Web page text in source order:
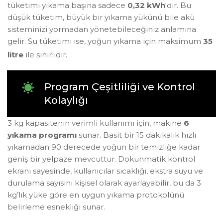
tüketimi yıkama başına sadece 0,32 kWh‘dir. Bu
düşük tüketim, büyük bir yıkama yükünü bile akü
sisteminizi yormadan yönetebileceğiniz anlamına
gelir. Su tüketimi ise, yoğun yıkama için maksimum 35
litre ile sınırlıdır.
Program Çeşitliliği ve Kontrol
Kolaylığı
3 kg kapasitenin verimli kullanımı için, makine 6
yıkama programı sunar. Basit bir 15 dakikalık hızlı
yıkamadan 90 derecede yoğun bir temizliğe kadar
geniş bir yelpaze mevcuttur. Dokunmatik kontrol
ekranı sayesinde, kullanıcılar sıcaklığı, ekstra suyu ve
durulama sayısını kişisel olarak ayarlayabilir, bu da 3
kg’lık yüke göre en uygun yıkama protokolünü
belirleme esnekliği sunar.